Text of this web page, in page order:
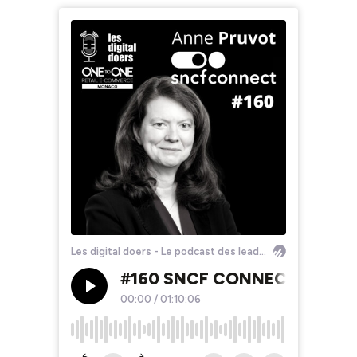
Les digital doers - Le podcast des leaders du retail et du e-commerce
#160 SNCF CONNECT -
00:00 / 01:10:06